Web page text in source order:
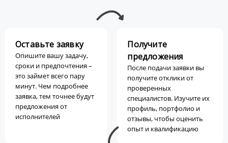
Оставьте заявку
Опишите вашу задачу,
сроки и предпочтения –
это займет всего пару
минут. Чем подробнее
заявка, тем точнее будут
предложения от
исполнителей
Получите
предложения
После подачи заявки вы
получите отклики от
проверенных
специалистов. Изучите их
профиль, портфолио и
отзывы, чтобы оценить
опыт и квалификацию